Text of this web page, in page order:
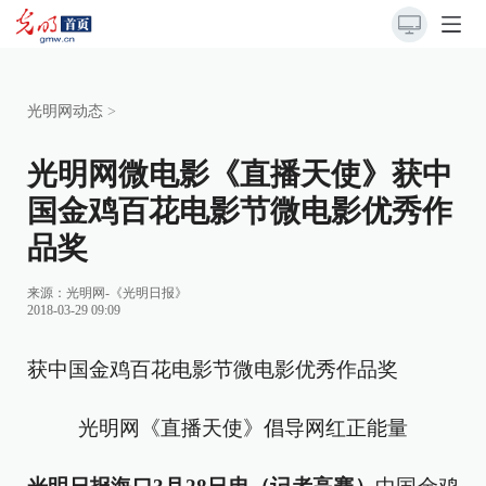
光明网动态 >
光明网微电影《直播天使》获中
国金鸡百花电影节微电影优秀作
品奖
来源： 光明网-《光明日报》
2018-03-29 09:09
获中国金鸡百花电影节微电影优秀作品奖
光明网《直播天使》倡导网红正能量